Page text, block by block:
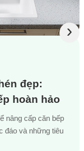
đẹp:
hoàn hảo
nâng cấp căn bếp
đáo và những tiêu
›